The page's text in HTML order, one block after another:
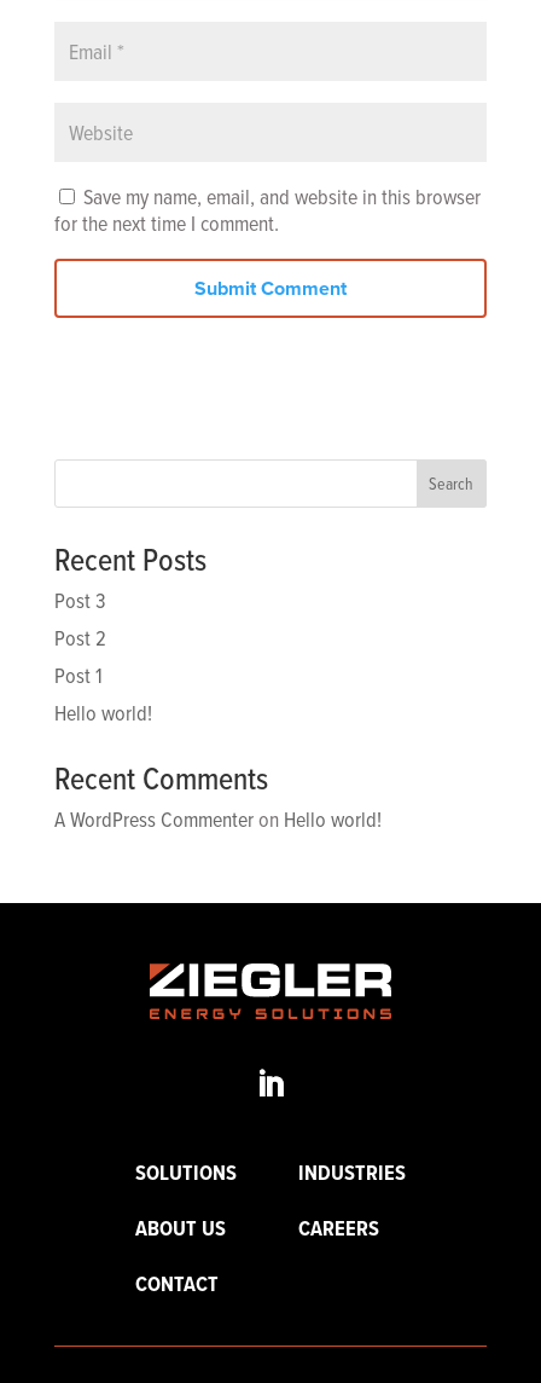
Save my name, email, and website in this browser
for the next time I comment.
Search
Recent Posts
Post 3
Post 2
Post 1
Hello world!
Recent Comments
A WordPress Commenteron Hello world!
SOLUTIONS
INDUSTRIES
ABOUT US
CAREERS
CONTACT